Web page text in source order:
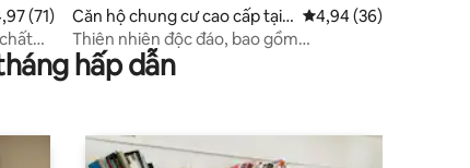
hạng trung bình 4,97/5, 71 đánh giá
(71)
Căn hộ chung cư cao cấp tại T
aufers im M.
Xếp hạng trung bình
4,94 (36)
Thiên nhiên độc đáo, bao gồm
VinschgauCard
hấp dẫn